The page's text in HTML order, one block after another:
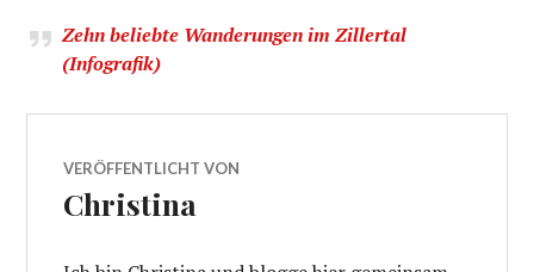
Zehn beliebte Wanderungen im Zillertal
(Infografik)
VERÖFFENTLICHT VON
Christina